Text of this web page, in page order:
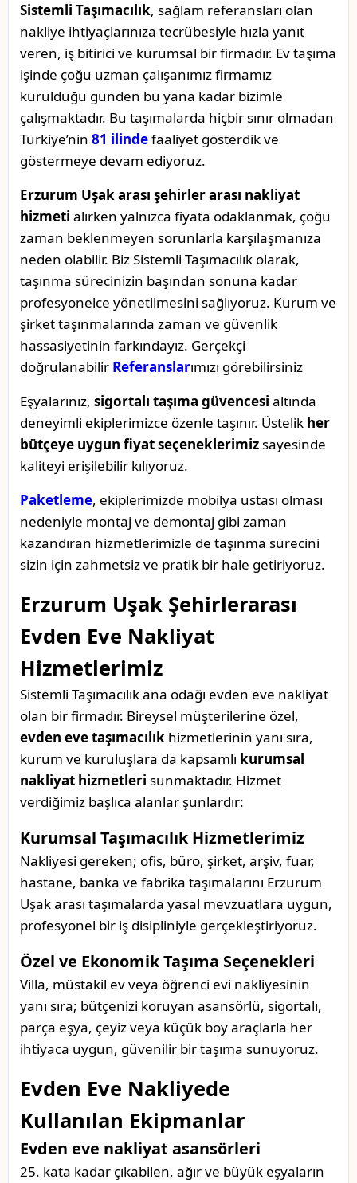
Sistemli Taşımacılık, sağlam referansları olan
nakliye ihtiyaçlarınıza tecrübesiyle hızla yanıt
veren, iş bitirici ve kurumsal bir firmadır. Ev taşıma
işinde çoğu uzman çalışanımız firmamız
kurulduğu günden bu yana kadar bizimle
çalışmaktadır. Bu taşımalarda hiçbir sınır olmadan
Türkiye’nin 81 ilindefaaliyet gösterdik ve
göstermeye devam ediyoruz.
Erzurum Uşak arası şehirler arası nakliyat
hizmeti alırken yalnızca fiyata odaklanmak, çoğu
zaman beklenmeyen sorunlarla karşılaşmanıza
neden olabilir. Biz Sistemli Taşımacılık olarak,
taşınma sürecinizin başından sonuna kadar
profesyonelce yönetilmesini sağlıyoruz. Kurum ve
şirket taşınmalarında zaman ve güvenlik
hassasiyetinin farkındayız. Gerçekçi
doğrulanabilir Referanslarımızı görebilirsiniz
Eşyalarınız, sigortalı taşıma güvencesi altında
deneyimli ekiplerimizce özenle taşınır. Üstelik her
bütçeye uygun fiyat seçeneklerimizsayesinde
kaliteyi erişilebilir kılıyoruz.
Paketleme, ekiplerimizde mobilya ustası olması
nedeniyle montaj ve demontaj gibi zaman
kazandıran hizmetlerimizle de taşınma sürecini
sizin için zahmetsiz ve pratik bir hale getiriyoruz.
Erzurum Uşak Şehirlerarası
Evden Eve Nakliyat
Hizmetlerimiz
Sistemli Taşımacılık ana odağı evden eve nakliyat
olan bir firmadır. Bireysel müşterilerine özel,
evden eve taşımacılık hizmetlerinin yanı sıra,
kurum ve kuruluşlara da kapsamlı kurumsal
nakliyat hizmetleri sunmaktadır. Hizmet
verdiğimiz başlıca alanlar şunlardır:
Kurumsal Taşımacılık Hizmetlerimiz
Nakliyesi gereken; ofis, büro, şirket, arşiv, fuar,
hastane, banka ve fabrika taşımalarını Erzurum
Uşak arası taşımalarda yasal mevzuatlara uygun,
profesyonel bir iş disipliniyle gerçekleştiriyoruz.
Özel ve Ekonomik Taşıma Seçenekleri
Villa, müstakil ev veya öğrenci evi nakliyesinin
yanı sıra; bütçenizi koruyan asansörlü, sigortalı,
parça eşya, çeyiz veya küçük boy araçlarla her
ihtiyaca uygun, güvenilir bir taşıma sunuyoruz.
Evden Eve Nakliyede
Kullanılan Ekipmanlar
Evden eve nakliyat asansörleri
25. kata kadar çıkabilen, ağır ve büyük eşyaların